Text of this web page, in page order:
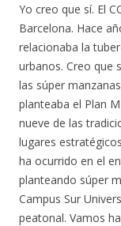
Yo creo que sí. El
Barcelona. Hace
relacionaba la
urbanos. Creo que
las súper
planteaba el Plan
nueve de las
lugares
ha ocurrido en el
planteando súper
Campus Sur
peatonal. Vamos